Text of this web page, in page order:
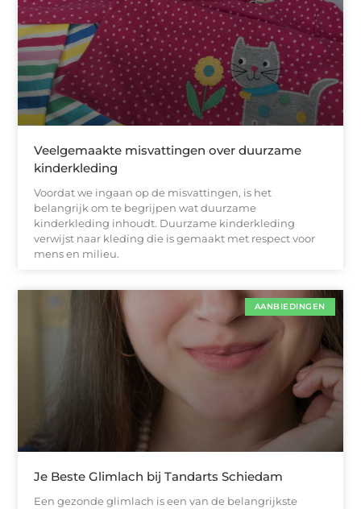
Veelgemaakte misvattingen over duurzame
kinderkleding
Voordat we ingaan op de misvattingen, is het
belangrijk om te begrijpen wat duurzame
kinderkleding inhoudt. Duurzame kinderkleding
verwijst naar kleding die is gemaakt met respect voor
mens en milieu.
AANBIEDINGEN
Je Beste Glimlach bij Tandarts Schiedam
Een gezonde glimlach is een van de belangrijkste